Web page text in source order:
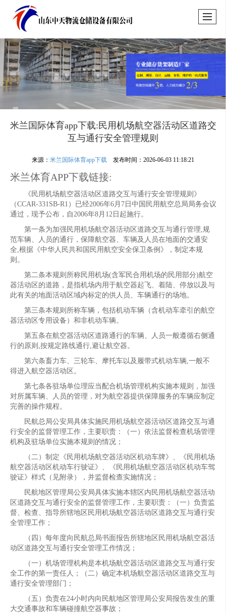
米兰国际体育app下载:民用机场航空器活动区道路交
互与通行安全管理规则
来源：米兰国际体育app下载 发布时间：2026-06-03 11:18:21
米兰体育APP下载链接:
《民用机场航空器活动区道路交互与通行安全管理规则》
（CCAR-331SB-R1）已经2006年6月7日中国民用航空总局局务会议
通过，现予公布，自2006年8月12日起施行。
第一条为加强民用机场航空器活动区道路交互与通行管理,规
范车辆、人员的通行，保障航空器、车辆及人员在地面的交通安
全,根据《中华人民共和国民用航空安全保卫条例》，制定本规
则。
第二条本规则所称民用机场(含军民合用机场的民用部分)航空
器活动区的道路，是指机场内用于航空器起飞、着陆、停放以及与
此有关的地面活动区域内标定的供人员、车辆通行的场地。
第三条本规则所称车辆，包括机动车辆（含机动车牵引的航空
器活动区专用设备）和非机动车辆。
第五条在航空器活动区道路通行的车辆、人员一般遵循右侧通
行的原则,按规定路线通行,避让航空器。
第六条畜力车、三轮车、摩托车以及履带式机动车辆,一般不
得进入航空器活动区。
第七条各驻场单位理应当配合机场管理机构实施本规则，加强
对所属车辆、人员的管理，对为航空器提供保障服务的车辆应制定
完善的操作规程。
民航总局公安局具体实施民用机场航空器活动区道路交互与通
行安全的监督管理工作，主要职责：（一）依法监督检查机场管理
机构及驻场单位实施本规则的情况；
（二）制定《民用机场航空器活动区机动车牌》、《民用机场
航空器活动区机动车行驶证》、《民用机场航空器活动区机动车驾
驶证》样式（见附录），并监督检查实施情况；
民航地区管理局公安局具体实施本辖区内民用机场航空器活动
区道路交互与通行安全的监督管理工作，主要职责：（一）负责监
督、检查、指导所辖地区民用机场航空器活动区道路交互与通行安
全管理工作；
（四）每年度向民航总局书面报告所辖地区民用机场航空器活
动区道路交互与通行安全管理工作情况；
（一）机场管理机构是本机场航空器活动区道路交互与通行安
全工作的第一责任人；（二）确定本机场航空器活动区道路交互与
通行安全管理部门；
（五）负责在24小时内向民航地区管理局公安局报告发生的重
大交通事故和车辆碰撞航空器事故；